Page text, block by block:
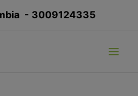
- 3009124335